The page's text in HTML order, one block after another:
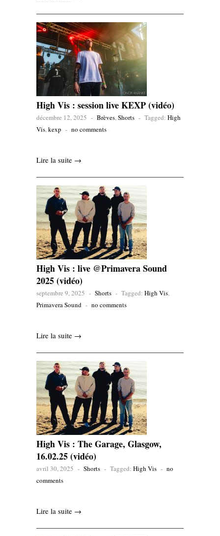
High Vis : session live KEXP (vidéo)
décembre 12, 2025 - Brèves,Shorts - Tagged: High
Vis,kexp - no comments
Lire la suite →
High Vis : live @Primavera Sound
2025 (vidéo)
septembre 9, 2025 - Shorts - Tagged: High Vis,
Primavera Sound - no comments
Lire la suite →
High Vis : The Garage, Glasgow,
16.02.25 (vidéo)
avril 30, 2025 - Shorts - Tagged: High Vis - no
comments
Lire la suite →